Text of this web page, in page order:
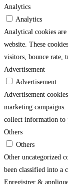
Analytics
Analytics
Analytical cookies
website. These
visitors, bounce rate,
Advertisement
Advertisement
Advertisement
marketing campaigns.
collect information to
Others
Others
Other uncategorized
been classified into a
Enregistrer &